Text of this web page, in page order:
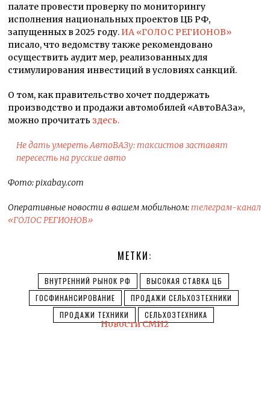
палате провести проверку по мониторингу
исполнения национальных проектов ЦБ РФ,
запущенных в 2025 году. ИА «ГОЛОС РЕГИОНОВ»
писало, что ведомству также рекомендовано
осуществить аудит мер, реализованных для
стимулирования инвестиций в условиях санкций.
О том, как правительство хочет поддержать
производство и продажи автомобилей «АвтоВАЗа»,
можно прочитать здесь.
Не дать умереть АвтоВАЗу: таксистов заставят
пересесть на русские авто
Фото: pixabay.com
Оперативные новости в вашем мобильном:телеграм-канал
«ГОЛОС РЕГИОНОВ»
МЕТКИ:
ВНУТРЕННИЙ РЫНОК РФ
ВЫСОКАЯ СТАВКА ЦБ
ГОСФИНАНСИРОВАНИЕ
ПРОДАЖИ СЕЛЬХОЗТЕХНИКИ
ПРОДАЖИ ТЕХНИКИ
СЕЛЬХОЗТЕХНИКА
Новости СМИ2